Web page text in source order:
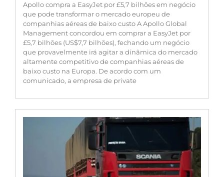
Apollo compra a EasyJet por £5,7 bilhões em negócio
que pode transformar o mercado europeu de
companhias aéreas de baixo custo A Apollo Global
Management concordou em comprar a EasyJet por
£5,7 bilhões (US$7,7 bilhões), fechando um negócio
que provavelmente irá agitar a dinâmica do mercado
altamente competitivo de companhias aéreas de
baixo custo na Europa. De acordo com um
comunicado, a empresa de private